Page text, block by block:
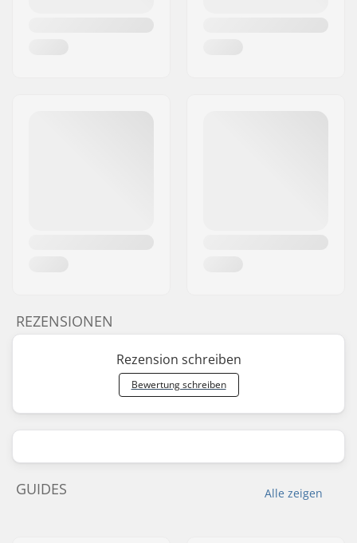
REZENSIONEN
Rezension schreiben
Bewertung schreiben
Alle zeigen
GUIDES